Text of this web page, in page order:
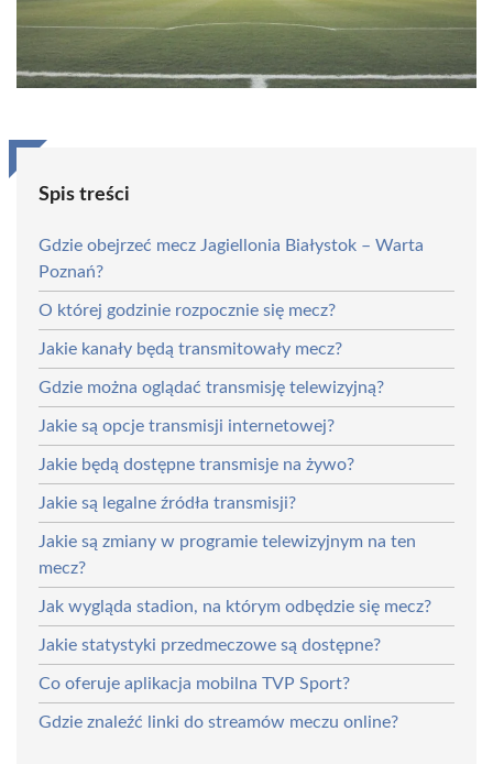
Spis treści
Gdzie obejrzeć mecz Jagiellonia Białystok – Warta
Poznań?
O której godzinie rozpocznie się mecz?
Jakie kanały będą transmitowały mecz?
Gdzie można oglądać transmisję telewizyjną?
Jakie są opcje transmisji internetowej?
Jakie będą dostępne transmisje na żywo?
Jakie są legalne źródła transmisji?
Jakie są zmiany w programie telewizyjnym na ten
mecz?
Jak wygląda stadion, na którym odbędzie się mecz?
Jakie statystyki przedmeczowe są dostępne?
Co oferuje aplikacja mobilna TVP Sport?
Gdzie znaleźć linki do streamów meczu online?